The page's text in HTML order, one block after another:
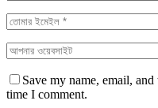
Save my name, email,
time I comment.